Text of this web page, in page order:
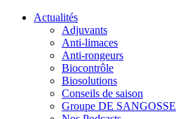
Actualités
Adjuvants
Anti-limaces
Anti-rongeurs
Biocontrôle
Biosolutions
Conseils de saison
Groupe DE SANGOSSE